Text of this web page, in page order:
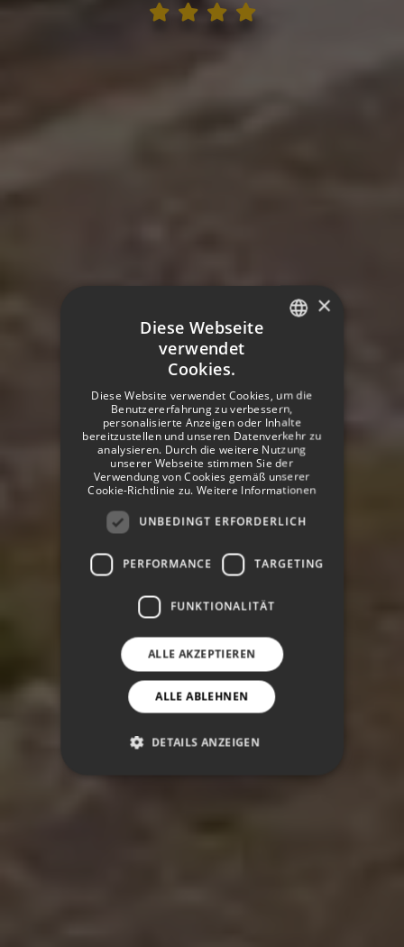
GERMAN
×
Diese Webseite
verwendet
Cookies.
Diese Website verwendet Cookies, um die
Benutzererfahrung zu verbessern,
personalisierte Anzeigen oder Inhalte
bereitzustellen und unseren Datenverkehr zu
analysieren. Durch die weitere Nutzung
unserer Webseite stimmen Sie der
Verwendung von Cookies gemäß unserer
Cookie-Richtlinie zu. Weitere Informationen
UNBEDINGT ERFORDERLICH
PERFORMANCE TARGETING
FUNKTIONALITÄT
ALLE AKZEPTIEREN
ALLE ABLEHNEN
DETAILS ANZEIGEN